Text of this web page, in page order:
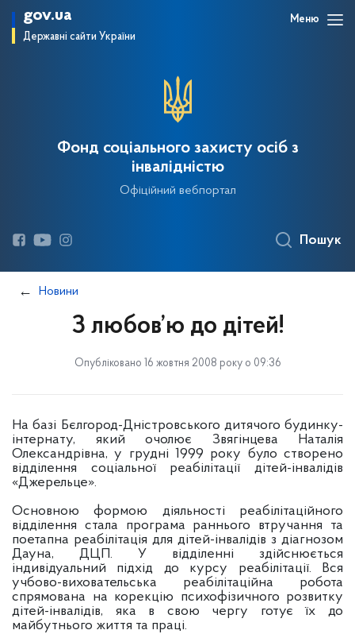
gov.ua
Державні сайти України
Меню
Фонд соціального захисту осіб з
інвалідністю
Офіційний вебпортал
Пошук
Новини
З любов’ю до дітей!
Опубліковано 16 жовтня 2008 року о 09:36
На базі Бєлгород-Дністровського дитячого будинку-
інтернату, який очолює Звягінцева Наталія
Олександрівна, у грудні 1999 року було створено
відділення соціальної реабілітації дітей-інвалідів
«Джерельце».
Основною формою діяльності реабілітаційного
відділення стала програма раннього втручання та
поетапна реабілітація для дітей-інвалідів з діагнозом
Дауна, ДЦП. У відділенні здійснюється
індивідуальний підхід до курсу реабілітації. Вся
учбово-виховательська реабілітаційна робота
спрямована на корекцію психофізичного розвитку
дітей-інвалідів, яка в свою чергу готує їх до
майбутнього життя та праці.